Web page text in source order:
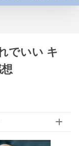
でいい キ